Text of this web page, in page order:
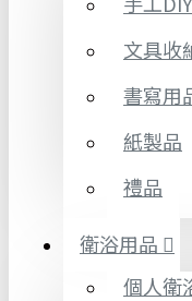
文具收
書寫用
紙製品
禮品
衛浴用品
個人衛